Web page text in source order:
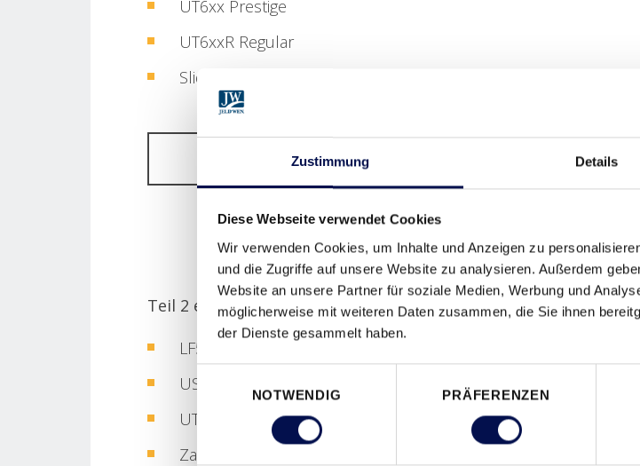
Zustimmung Details
Diese Webseite verwendet Cookies
Wir verwenden Cookies, um Inhalte und Anzeigen zu
und die Zugriffe auf unsere Website zu analysieren. Außerdem
Website an unsere Partner für soziale Medien, Werbung und
möglicherweise mit weiteren Daten zusammen, die Sie ihnen
der Dienste gesammelt haben.
NOTWENDIG
PRÄFERENZEN
UT6xx Prestige
UT6xxR Regular
Slide
DOWNLOAD DOMO TECH TEIL 1
Teil 2 enthält:
LF5xx Economy
US4xx Trend
UT4xx Universal
Zargen